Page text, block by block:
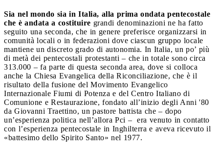
Sia nel mondo sia in Italia, alla prima ondata pentecostale
che è andata a costituire grandi denominazioni ne ha fatto
seguito una seconda, che in genere preferisce organizzarsi in
comunità locali o in federazioni dove ciascun gruppo locale
mantiene un discreto grado di autonomia. In Italia, un po’ più
di metà dei pentecostali protestanti – che in totale sono circa
313.000 – fa parte di questa seconda area, dove si colloca
anche la Chiesa Evangelica della Riconciliazione, che è il
risultato della fusione del Movimento Evangelico
Internazionale Fiumi di Potenza e del Centro Italiano di
Comunione e Restaurazione, fondato all’inizio degli Anni '80
da Giovanni Traettino, un pastore battista che – dopo
un’esperienza politica nell’allora Pci – era venuto in contatto
con l’esperienza pentecostale in Inghilterra e aveva ricevuto il
«battesimo dello Spirito Santo» nel 1977.